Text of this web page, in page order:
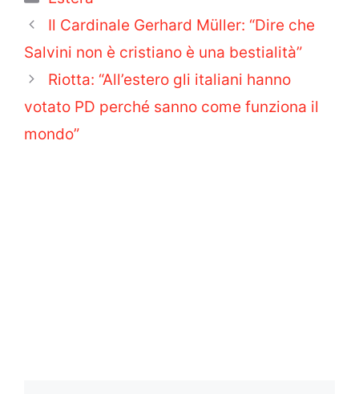
Il Cardinale Gerhard Müller: “Dire che
Salvini non è cristiano è una bestialità”
Riotta: “All’estero gli italiani hanno
votato PD perché sanno come funziona il
mondo”